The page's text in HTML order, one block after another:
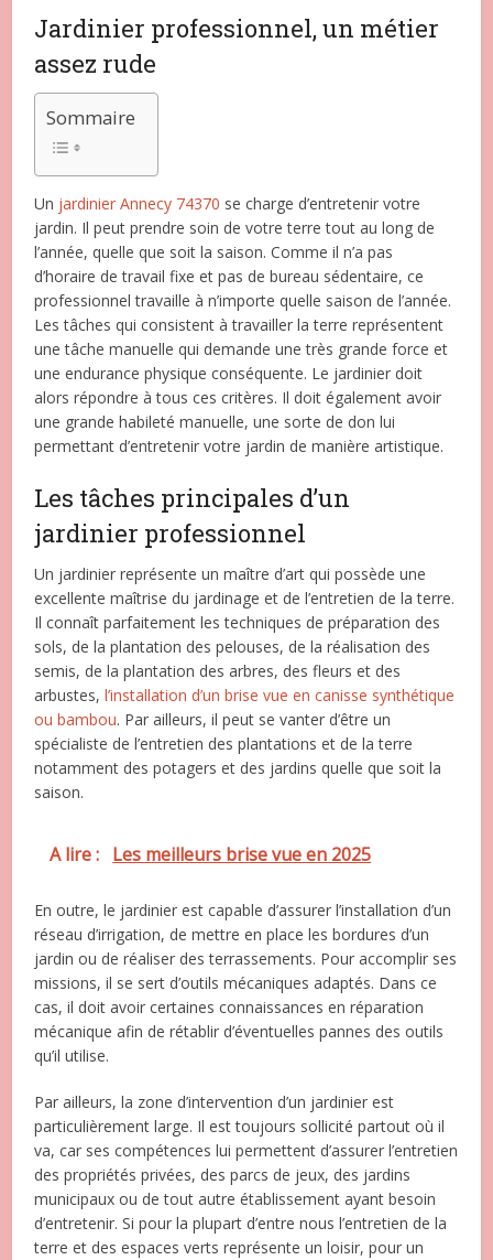
Jardinier professionnel, un métier
assez rude
Sommaire
Un jardinier Annecy 74370 se charge d’entretenir votre
jardin. Il peut prendre soin de votre terre tout au long de
l’année, quelle que soit la saison. Comme il n’a pas
d’horaire de travail fixe et pas de bureau sédentaire, ce
professionnel travaille à n’importe quelle saison de l’année.
Les tâches qui consistent à travailler la terre représentent
une tâche manuelle qui demande une très grande force et
une endurance physique conséquente. Le jardinier doit
alors répondre à tous ces critères. Il doit également avoir
une grande habileté manuelle, une sorte de don lui
permettant d’entretenir votre jardin de manière artistique.
Les tâches principales d’un
jardinier professionnel
Un jardinier représente un maître d’art qui possède une
excellente maîtrise du jardinage et de l’entretien de la terre.
Il connaît parfaitement les techniques de préparation des
sols, de la plantation des pelouses, de la réalisation des
semis, de la plantation des arbres, des fleurs et des
arbustes,l’installation d’un brise vue en canisse synthétique
ou bambou. Par ailleurs, il peut se vanter d’être un
spécialiste de l’entretien des plantations et de la terre
notamment des potagers et des jardins quelle que soit la
saison.
A lire : Les meilleurs brise vue en 2025
En outre, le jardinier est capable d’assurer l’installation d’un
réseau d’irrigation, de mettre en place les bordures d’un
jardin ou de réaliser des terrassements. Pour accomplir ses
missions, il se sert d’outils mécaniques adaptés. Dans ce
cas, il doit avoir certaines connaissances en réparation
mécanique afin de rétablir d’éventuelles pannes des outils
qu’il utilise.
Par ailleurs, la zone d’intervention d’un jardinier est
particulièrement large. Il est toujours sollicité partout où il
va, car ses compétences lui permettent d’assurer l’entretien
des propriétés privées, des parcs de jeux, des jardins
municipaux ou de tout autre établissement ayant besoin
d’entretenir. Si pour la plupart d’entre nous l’entretien de la
terre et des espaces verts représente un loisir, pour un